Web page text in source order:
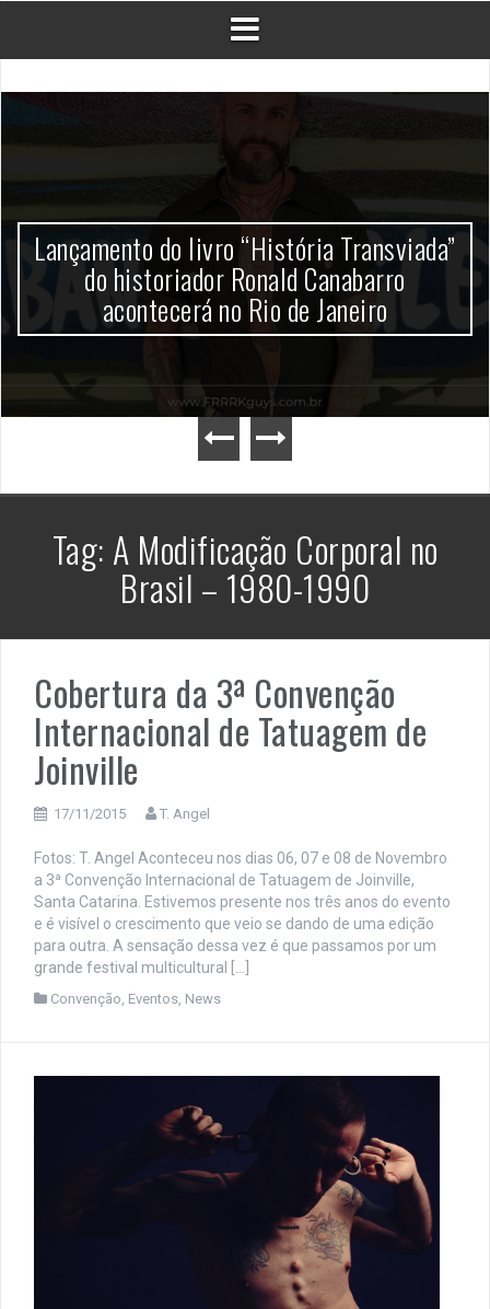
Lançamento do livro “História Transviada”
do historiador Ronald Canabarro
acontecerá no Rio de Janeiro
Tag: A Modificação Corporal no
Brasil – 1980-1990
Cobertura da 3ª Convenção
Internacional de Tatuagem de
Joinville
17/11/2015 T. Angel
Fotos: T. Angel Aconteceu nos dias 06, 07 e 08 de Novembro
a 3ª Convenção Internacional de Tatuagem de Joinville,
Santa Catarina. Estivemos presente nos três anos do evento
e é visível o crescimento que veio se dando de uma edição
para outra. A sensação dessa vez é que passamos por um
grande festival multicultural […]
Convenção, Eventos, News